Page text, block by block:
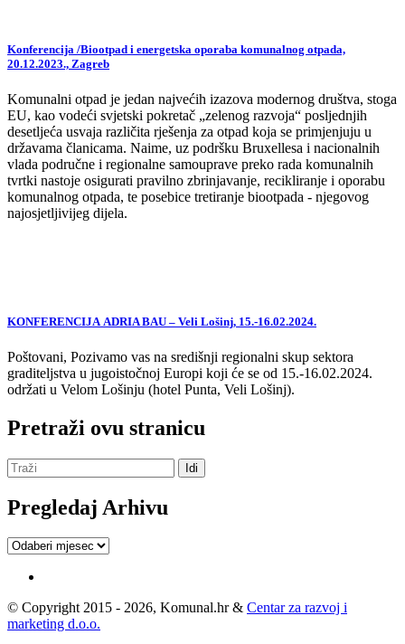
Konferencija /Biootpad i energetska oporaba komunalnog otpada,
20.12.2023., Zagreb
Komunalni otpad je jedan najvećih izazova modernog društva, stoga
EU, kao vodeći svjetski pokretač „zelenog razvoja“ posljednjih
desetljeća usvaja različita rješenja za otpad koja se primjenjuju u
državama članicama. Naime, uz podršku Bruxellesa i nacionalnih
vlada područne i regionalne samouprave preko rada komunalnih
tvrtki nastoje osigurati pravilno zbrinjavanje, recikliranje i oporabu
komunalnog otpada, te posebice tretiranje biootpada - njegovog
najosjetljivijeg dijela.
KONFERENCIJA ADRIA BAU – Veli Lošinj, 15.-16.02.2024.
Poštovani, Pozivamo vas na središnji regionalni skup sektora
graditeljstva u jugoistočnoj Europi koji će se od 15.-16.02.2024.
održati u Velom Lošinju (hotel Punta, Veli Lošinj).
Pretraži ovu stranicu
Pregledaj Arhivu
Pregledaj
© Copyright 2015 - 2026, Komunal.hr & Centar za razvoj i
marketing d.o.o.